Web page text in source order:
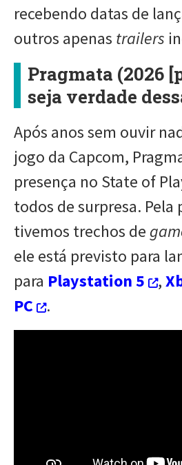
recebendo datas de
outros apenas trailers
Pragmata (2026
seja verdade
Após anos sem ouvir
jogo da Capcom,
presença no State of
todos de surpresa. Pela
tivemos trechos de
ele está previsto para
para Playstation 5 ,
PC
.